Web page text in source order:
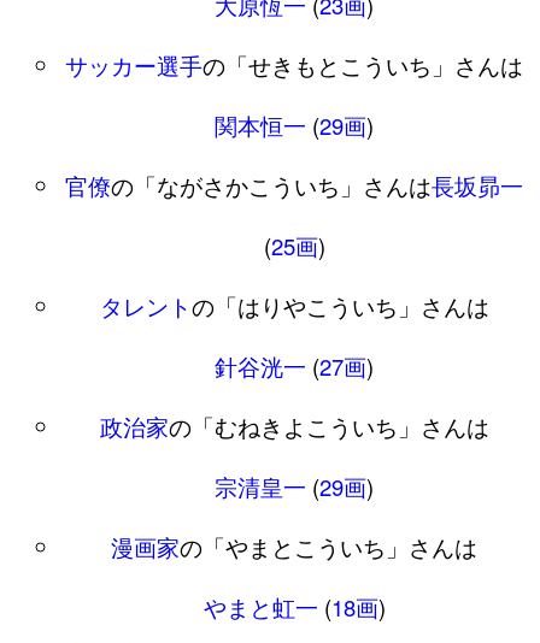
サッカー選手の「せきもとこういち」さんは
関本恒一 (29画)
官僚の「ながさかこういち」さんは長坂昴一
(25画)
タレントの「はりやこういち」さんは
針谷洸一 (27画)
政治家の「むねきよこういち」さんは
宗清皇一 (29画)
漫画家の「やまとこういち」さんは
やまと虹一 (18画)